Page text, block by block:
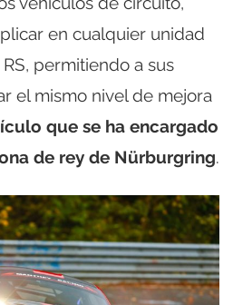
en cualquier unidad
permitiendo a sus
el mismo nivel de mejora
que se ha encargado
de rey de Nürburgring.